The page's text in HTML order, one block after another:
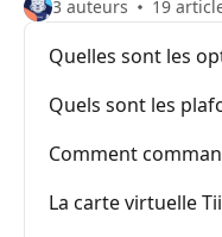
3 auteurs 19
Quelles sont les
Quels sont les
Comment
La carte virtuelle